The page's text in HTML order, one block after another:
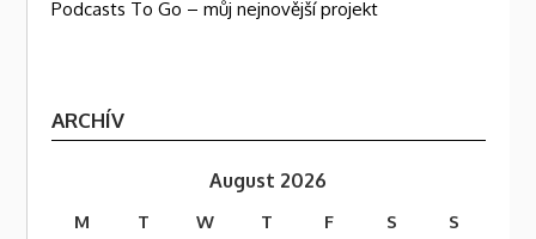
Podcasts To Go – můj nejnovější projekt
ARCHÍV
August 2026
M T W T F S
S